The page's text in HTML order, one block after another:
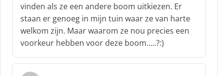
vinden als ze een andere boom uitkiezen. Er
staan er genoeg in mijn tuin waar ze van harte
welkom zijn. Maar waarom ze nou precies een
voorkeur hebben voor deze boom…..?:)